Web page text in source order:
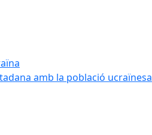
amb la població ucraïnesa